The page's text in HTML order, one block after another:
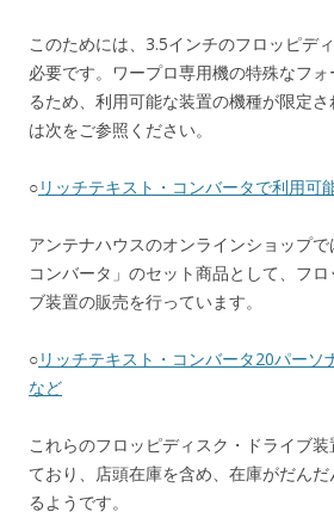
このためには、3.5インチのフロッピデ
必要です。ワープロ専用機の特殊なフ
るため、利用可能な装置の機種が限定
は次をご参照ください。
○リッチテキスト・コンバータで利用可
アンテナハウスのオンラインショップで
コンバータ」のセット商品として、フ
ブ装置の販売を行っています。
○リッチテキスト・コンバータ20パーソ
など
これらのフロッピディスク・ドライブ
ており、店頭在庫を含め、在庫がだん
るようです。